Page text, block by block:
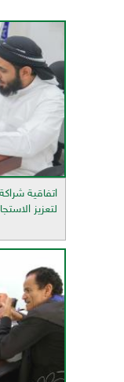
اتفاقية
لتعزيز